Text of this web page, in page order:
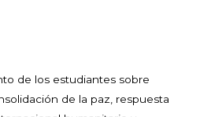
de los estudiantes sobre
de la paz, respuesta